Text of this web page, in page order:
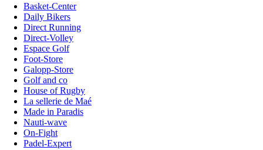
Basket-Center
Daily Bikers
Direct Running
Direct-Volley
Espace Golf
Foot-Store
Galopp-Store
Golf and co
House of Rugby
La sellerie de Maé
Made in Paradis
Nauti-wave
On-Fight
Padel-Expert